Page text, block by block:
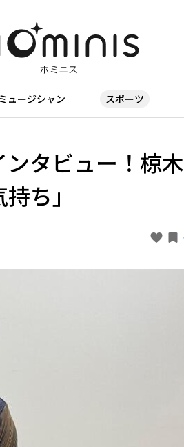
ミュージシャン スポーツ
ンタビュー！椋木
ち」